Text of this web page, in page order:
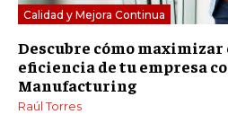
Calidad y Mejora Continua
Descubre cómo
eficiencia de tu empresa
Manufacturing
Raúl Torres